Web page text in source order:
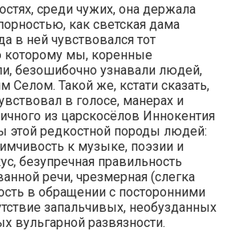
среди чужих, она держала
как светская дама
в ней чувствовался тот
которому мы, коренные
безошибочно узнавали людей,
Селом. Такой же, кстати сказать,
в голосе, манерах и
из царскосёлов Иннокентия
этой редкостной породы людей:
к музыке, поэзии и
безупречная правильность
речи, чрезмерная (слегка
в обращении с посторонними
запальчивых, необузданных
вульгарной развязности.